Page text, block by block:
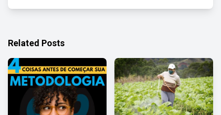
Related Posts